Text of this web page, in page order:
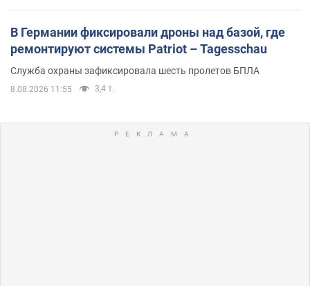
В Германии фиксировали дроны над базой, где
ремонтируют системы Patriot – Tagesschau
Служба охраны зафиксировала шесть пролетов БПЛА
8.08.2026 11:55 3,4 т.